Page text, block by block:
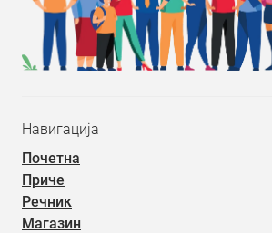
Навигација
Почетна
Приче
Речник
Магазин